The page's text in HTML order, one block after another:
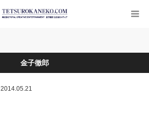
金子徹郎
2014.05.21